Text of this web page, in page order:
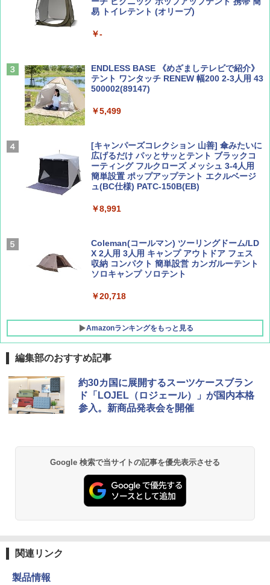
集】ボーイング110周年を祝して！
BE-PAL(ビ-パル) 2026年 9 月号【特別付録:
SOTO ミニマル"旅"財布 ランダム2種】
￥1,500
ァキア 2026～2027 地球の歩き方A ヨーロッ
￥2,277
新しい日本地理 地図・統計・移動から読み
解く (講談社現代新書)
￥1,540
易 トイレテント (オリーブ)
￥-
ENDLESS BASE 《めざましテレビで紹介》
テント ワンタッチ RENEW 幅200 2-3人用 43
500002(89147)
￥5,499
[キャンパーズコレクション 山善] 傘みたいに
広げるだけ パッとサッとテント ブラックコ
ーティング フルクローズ メッシュ 3-4人用
簡単設置 ポップアップテント エクルベージ
ュ(BC仕様) PATC-150B(EB)
￥8,991
Coleman(コールマン) ツーリングドーム/LD
X 2人用 3人用 キャンプ アウトドア フェス
収納 コンパクト 簡単設営 カンガルーテント
ソロキャンプ ソロテント
￥20,718
Amazonランキングをもっと見る
BUNDOK(バンドック)ソロ ドーム 1 EX BDK
-08EX カーキ ソロキャンプ ポリエステル フ
レーム テント
026リニューアル 急速冷凍 空間倍増 衛生的
コンパクト 保冷力長持ち
￥2,980
編集部のおすすめ記事
約30カ国に展開するスーツケースブラン
ド「LOJEL（ロジェール）」が国内本格
参入。新商品発表会を開催
Google 検索で当サイトの記事を優先表示させる
関連リンク
製品情報